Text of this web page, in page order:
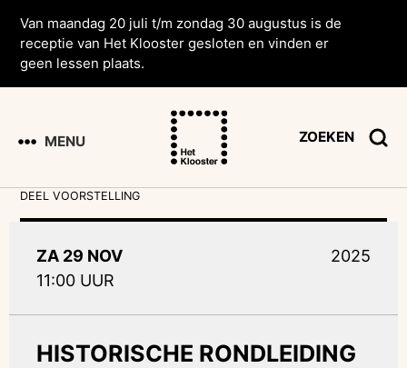
Van maandag 20 juli t/m zondag 30 augustus is de
receptie van Het Klooster gesloten en vinden er
geen lessen plaats.
MENU ZOEKEN
DEEL VOORSTELLING
ZA 29 NOV
11:00 UUR
2025
HISTORISCHE RONDLEIDING